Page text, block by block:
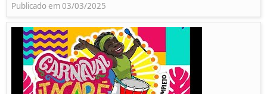
Publicado em 03/03/2025